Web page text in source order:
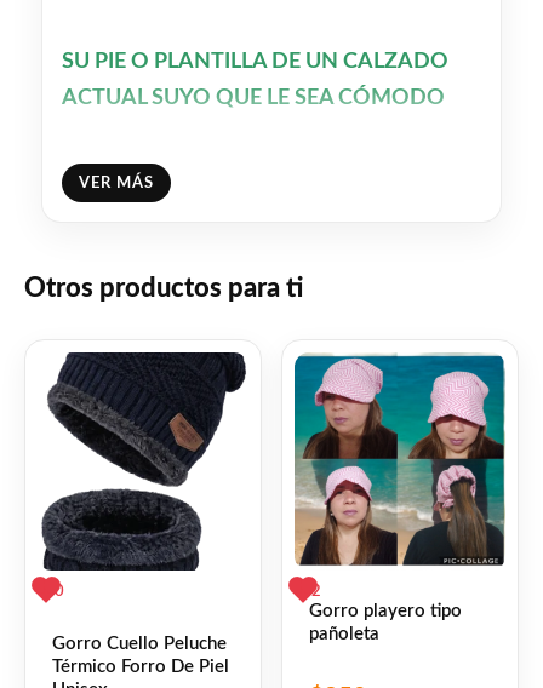
SU PIE O PLANTILLA DE UN CALZADO
ACTUAL SUYO QUE LE SEA CÓMODO
🇺🇾 La estructura de empeine envolvente
VER MÁS
Otros productos para ti
0
Gorro Cuello Peluche
Térmico Forro De Piel
2
Gorro playero tipo
pañoleta